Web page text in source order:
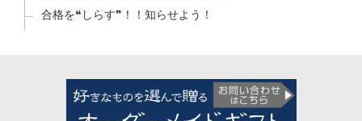
合格を❝しらす❞！！知らせよう！